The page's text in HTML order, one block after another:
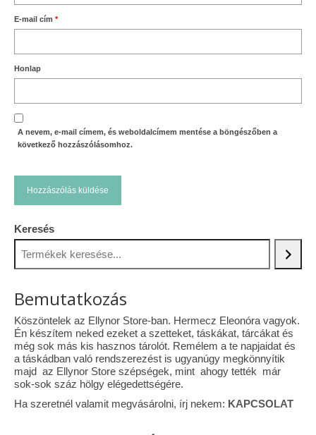
E-mail cím *
Honlap
A nevem, e-mail címem, és weboldalcímem mentése a böngészőben a
következő hozzászólásomhoz.
Keresés
Bemutatkozás
Köszöntelek az Ellynor Store-ban. Hermecz Eleonóra vagyok.
Én készítem neked ezeket a szetteket, táskákat, tárcákat és
még sok más kis hasznos tárolót. Remélem a te napjaidat és
a táskádban való rendszerezést is ugyanúgy megkönnyítik
majd az Ellynor Store szépségek, mint ahogy tették már
sok-sok száz hölgy elégedettségére.
Ha szeretnél valamit megvásárolni, írj nekem: KAPCSOLAT